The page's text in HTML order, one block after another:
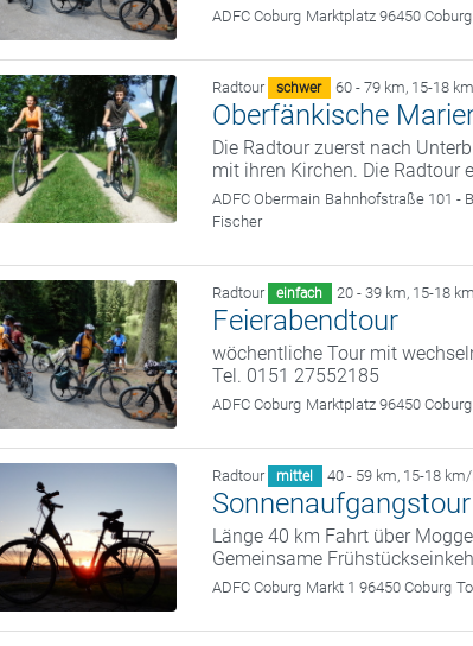
ADFC Coburg Marktplatz 96450 Coburg
Radtour schwer 60 - 79 km, 15-18
Oberfänkische
Die Radtour zuerst nach
mit ihren Kirchen. Die Radtour
ADFC Obermain Bahnhofstraße 101 -
Fischer
Radtour einfach 20 - 39 km, 15-18
Feierabendtour
wöchentliche Tour mit
Tel. 0151 27552185
ADFC Coburg Marktplatz 96450 Coburg
Radtour mittel 40 - 59 km, 15-18
Sonnenaufgangstour
Länge 40 km Fahrt über
Gemeinsame
ADFC Coburg Markt 1 96450 Coburg